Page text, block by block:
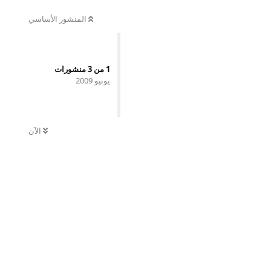
المنشور الأساسي
1 من 3منشورات
يونيو 2009
الآن